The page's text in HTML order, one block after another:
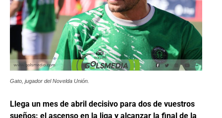
Gato, jugador del Novelda Unión.
Llega un mes de abril decisivo para dos de vuestros
sueños: el ascenso en la liga y alcanzar la final de la